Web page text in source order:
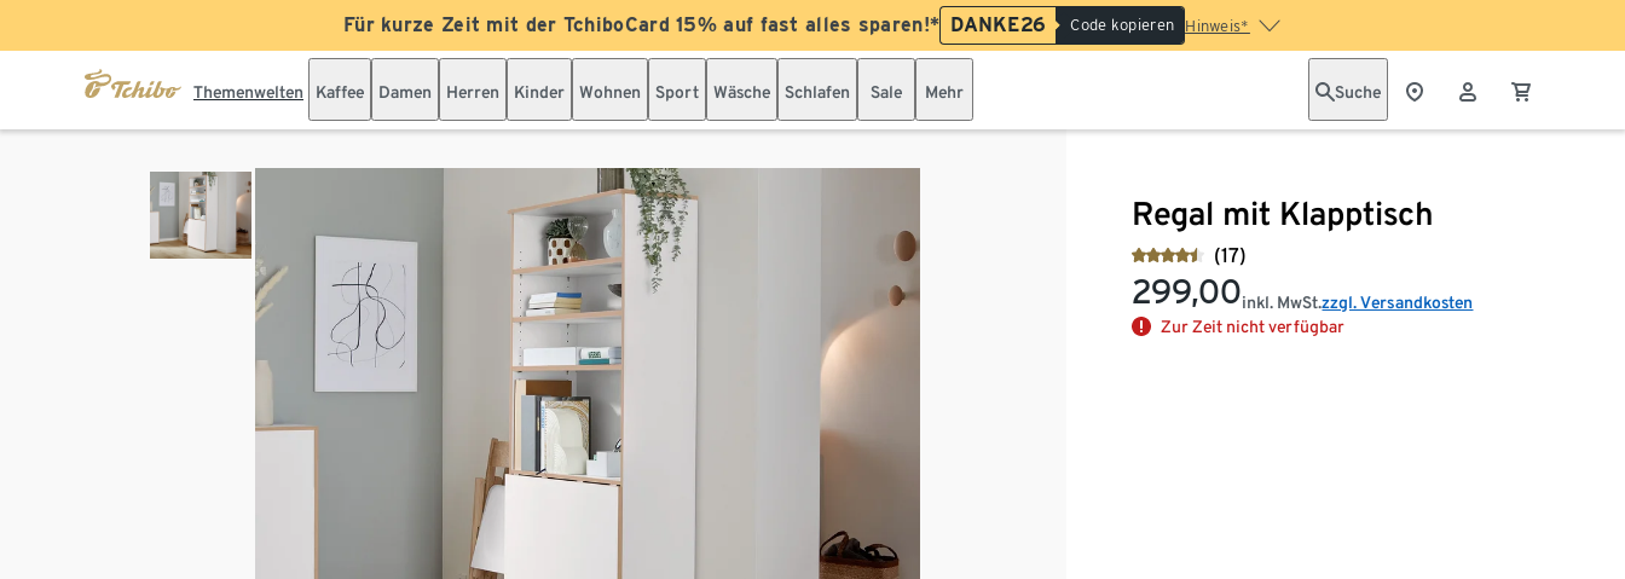
Für kurze Zeit mit der TchiboCard 15% auf fast alles sparen!* DANKE26 Code kopieren Hinweis*
Themenwelten Kaffee Damen Herren Kinder Wohnen Sport Wäsche Schlafen Sale Mehr Suche
Regal mit Klapptisch
(17)
299,00inkl. MwSt.zzgl. Versandkosten
Zur Zeit nicht verfügbar